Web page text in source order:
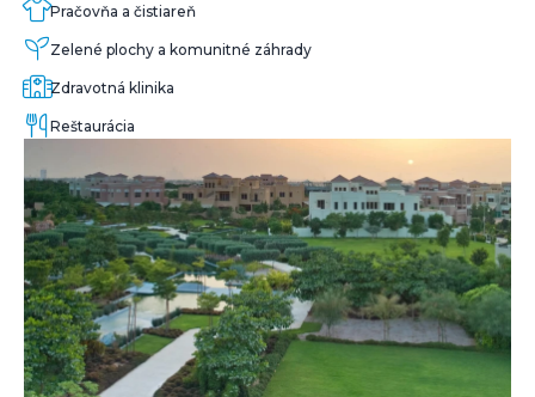
Pračovňa a čistiareň
Zelené plochy a komunitné záhrady
Zdravotná klinika
Reštaurácia